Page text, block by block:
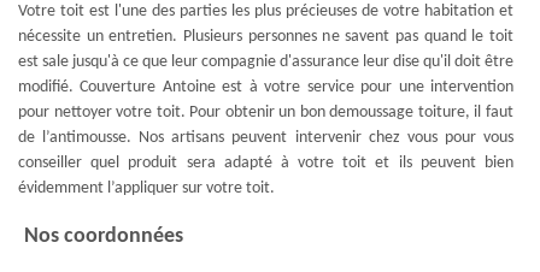
Votre toit est l'une des parties les plus précieuses de votre habitation et
nécessite un entretien. Plusieurs personnes ne savent pas quand le toit
est sale jusqu'à ce que leur compagnie d'assurance leur dise qu'il doit être
modifié. Couverture Antoine est à votre service pour une intervention
pour nettoyer votre toit. Pour obtenir un bon demoussage toiture, il faut
de l’antimousse. Nos artisans peuvent intervenir chez vous pour vous
conseiller quel produit sera adapté à votre toit et ils peuvent bien
évidemment l’appliquer sur votre toit.
Nos coordonnées